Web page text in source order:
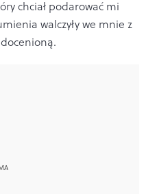
chciał podarować mi
walczyły we mnie z